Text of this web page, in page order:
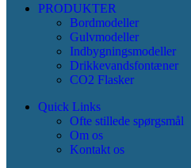
PRODUKTER
Bordmodeller
Gulvmodeller
Indbygningsmodeller
Drikkevandsfontæner
CO2 Flasker
Quick Links
Ofte stillede spørgsmål
Om os
Kontakt os